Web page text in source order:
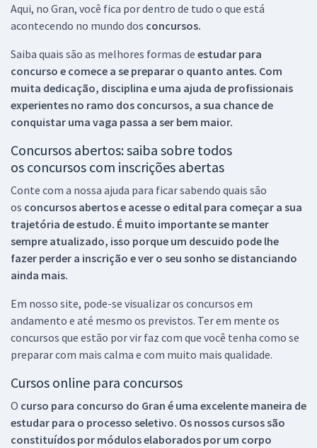
Aqui, no Gran, você fica por dentro de tudo o que está
acontecendo no mundo dos concursos.
Saiba quais são as melhores formas de estudar para
concurso e comece a se preparar o quanto antes. Com
muita dedicação, disciplina e uma ajuda de profissionais
experientes no ramo dos concursos, a sua chance de
conquistar uma vaga passa a ser bem maior.
Concursos abertos: saiba sobre todos
os concursos com inscrições abertas
Conte com a nossa ajuda para ficar sabendo quais são
os concursos abertos e acesse o edital para começar a sua
trajetória de estudo. É muito importante se manter
sempre atualizado, isso porque um descuido pode lhe
fazer perder a inscrição e ver o seu sonho se distanciando
ainda mais.
Em nosso site, pode-se visualizar os concursos em
andamento e até mesmo os previstos. Ter em mente os
concursos que estão por vir faz com que você tenha como se
preparar com mais calma e com muito mais qualidade.
Cursos online para concursos
O curso para concurso do Gran é uma excelente maneira de
estudar para o processo seletivo. Os nossos cursos são
constituídos por módulos elaborados por um corpo